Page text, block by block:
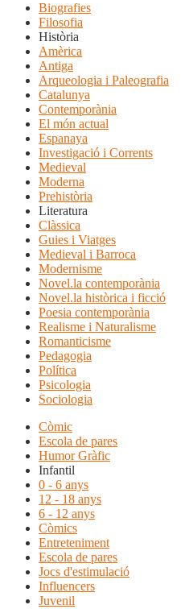
Biografies
Filosofia
Història
Amèrica
Antiga
Arqueologia i Paleografia
Catalunya
Contemporània
El món actual
Espanaya
Investigació i Corrents
Medieval
Moderna
Prehistòria
Literatura
Clàssica
Guies i Viatges
Medieval i Barroca
Modernisme
Novel.la contemporània
Novel.la històrica i ficció
Poesia contemporània
Realisme i Naturalisme
Romanticisme
Pedagogia
Política
Psicologia
Sociologia
Còmic
Escola de pares
Humor Gràfic
Infantil
0 - 6 anys
12 - 18 anys
6 - 12 anys
Còmics
Entreteniment
Escola de pares
Jocs d'estimulació
Influencers
Juvenil